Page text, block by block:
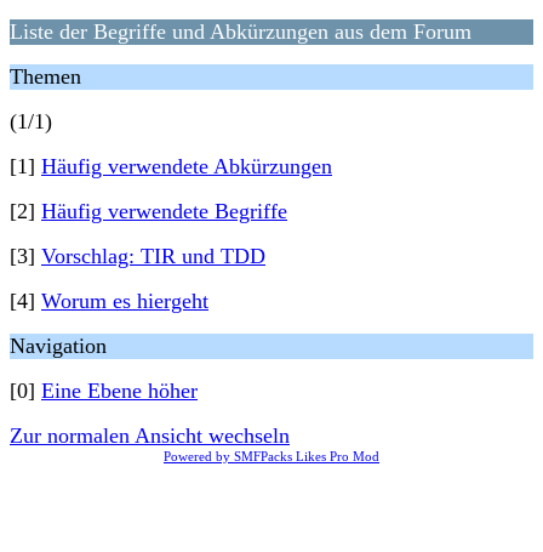
Liste der Begriffe und Abkürzungen aus dem Forum
Themen
(1/1)
[1] Häufig verwendete Abkürzungen
[2] Häufig verwendete Begriffe
[3] Vorschlag: TIR und TDD
[4] Worum es hiergeht
Navigation
[0] Eine Ebene höher
Zur normalen Ansicht wechseln
Powered by SMFPacks Likes Pro Mod